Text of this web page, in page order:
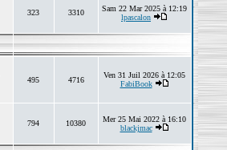
323 3310
Sam 22 Mar 2025 à 12:19
lpascalon
495 4716
Ven 31 Juil 2026 à 12:05
FabiBook
794 10380
Mer 25 Mai 2022 à 16:10
blackjmac